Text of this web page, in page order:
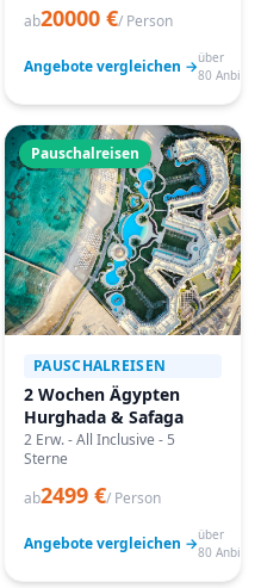
ab20000 €/ Person
Angebote vergleichen →über
80
Pauschalreisen
PAUSCHALREISEN
2 Wochen Ägypten
Hurghada & Safaga
2 Erw. - All Inclusive - 5
Sterne
ab2499 €/ Person
Angebote vergleichen →über
80